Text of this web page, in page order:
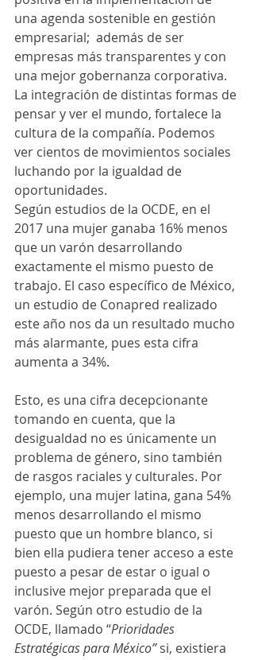
una agenda sostenible en gestión
empresarial;  además de ser
empresas más transparentes y con
una mejor gobernanza corporativa.
La integración de distintas formas de
pensar y ver el mundo, fortalece la
cultura de la compañía. Podemos
ver cientos de movimientos sociales
luchando por la igualdad de
oportunidades.
Según estudios de la OCDE, en el
2017 una mujer ganaba 16% menos
que un varón desarrollando
exactamente el mismo puesto de
trabajo. El caso específico de México,
un estudio de Conapred realizado
este año nos da un resultado mucho
más alarmante, pues esta cifra
aumenta a 34%.
Esto, es una cifra decepcionante
tomando en cuenta, que la
desigualdad no es únicamente un
problema de género, sino también
de rasgos raciales y culturales. Por
ejemplo, una mujer latina, gana 54%
menos desarrollando el mismo
puesto que un hombre blanco, si
bien ella pudiera tener acceso a este
puesto a pesar de estar o igual o
inclusive mejor preparada que el
varón. Según otro estudio de la
OCDE, llamado “Prioridades
Estratégicas para México” si, existiera